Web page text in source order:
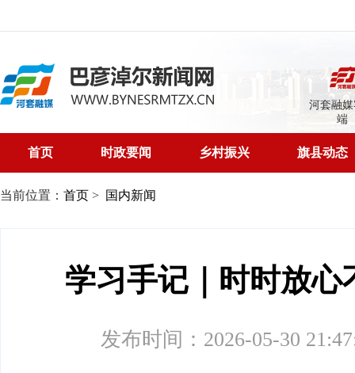
河套融
端
首页 时政要闻 乡村振兴 旗县动态
当前位置： 首页 > 国内新闻
学习手记｜时时放心
发布时间：2026-05-30